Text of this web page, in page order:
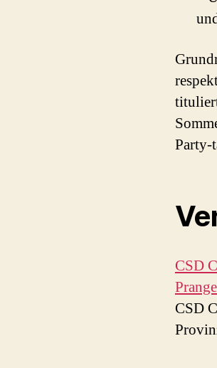
CSD
CSD